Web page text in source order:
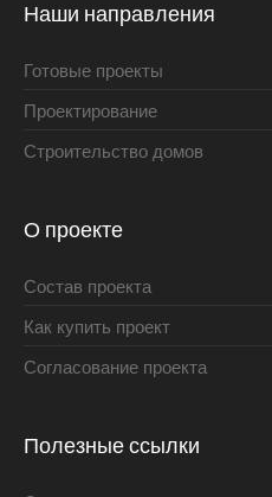
Наши направления
Готовые проекты
Проектирование
Строительство домов
О проекте
Состав проекта
Как купить проект
Согласование проекта
Полезные ссылки